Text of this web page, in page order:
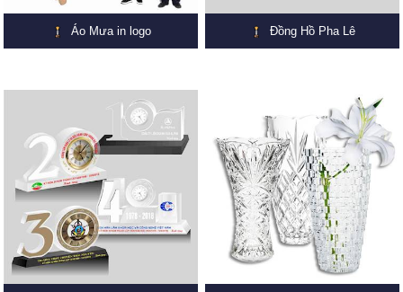
Áo Mưa in logo Đồng Hồ Pha Lê